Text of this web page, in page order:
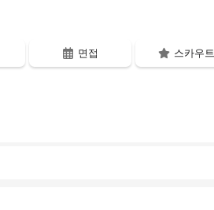
면접 스카우트